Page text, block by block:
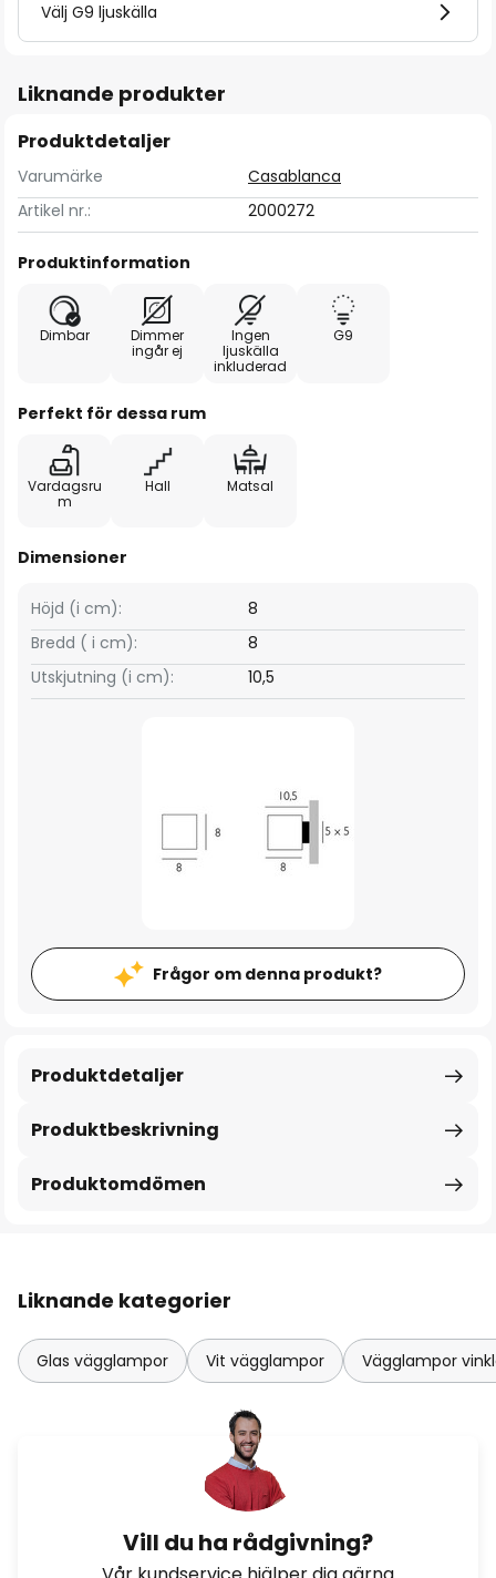
Välj G9 ljuskälla
Liknande produkter
Produktdetaljer
Varumärke
Casablanca
Artikel nr.:
2000272
Produktinformation
Dimbar
Dimmer
ingår ej
Ingen
ljuskälla
inkluderad
G9
Perfekt för dessa rum
Vardagsru
m
Hall Matsal
Dimensioner
Bredd ( i cm): 8
Höjd (i cm): 8
Utskjutning (i cm): 10,5
Frågor om denna produkt?
Produktbeskrivning
Produktdetaljer
Produktomdömen
Liknande kategorier
Glas vägglampor Vit vägglampor Vägglampor
Vill du ha rådgivning?